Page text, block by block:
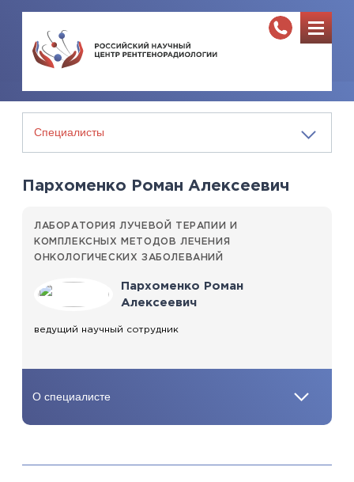
Пархоменко Роман Алексеевич
ЛАБОРАТОРИЯ ЛУЧЕВОЙ ТЕРАПИИ И
КОМПЛЕКСНЫХ МЕТОДОВ ЛЕЧЕНИЯ
ОНКОЛОГИЧЕСКИХ ЗАБОЛЕВАНИЙ
Пархоменко Роман
Алексеевич
ведущий научный сотрудник